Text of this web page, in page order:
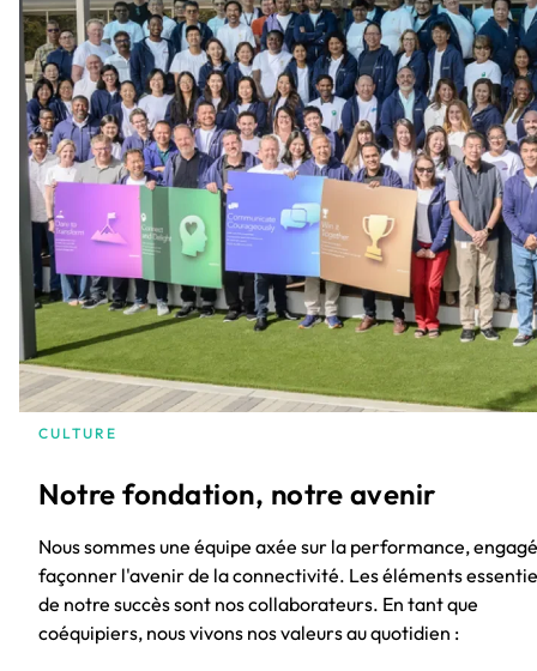
CULTURE
Notre fondation, notre avenir
Nous sommes une équipe axée sur la performance,
façonner l'avenir de la connectivité. Les éléments
de notre succès sont nos collaborateurs. En tant que
coéquipiers, nous vivons nos valeurs au quotidien :